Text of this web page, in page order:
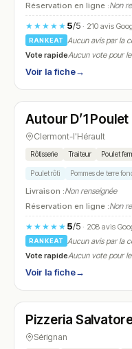
Réservation en ligne :Non
★★★★★ 5/5· 210 avis
RANKEAT
Aucun avis par la
Vote rapideAucun vote pour
Voir la fiche→
N° 14
Autour D’1 Poulet
Clermont-l'Hérault
Rôtisserie Traiteur Poulet
Poulet rôti Pommes de terre
Livraison :Non renseignée
Réservation en ligne :Non
★★★★★ 5/5· 208 avis
RANKEAT
Aucun avis par la
Vote rapideAucun vote pour
Voir la fiche→
N° 15
Pizzeria
Sérignan